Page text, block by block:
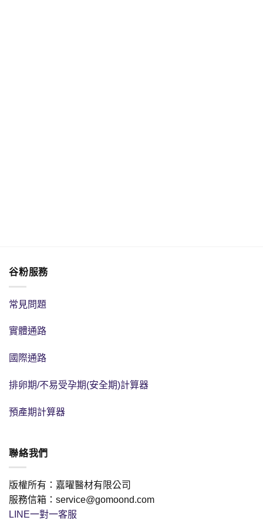
谷粉服務
常見問題
實體通路
國際通路
排卵期/不易受孕期(安全期)計算器
預產期計算器
聯絡我們
版權所有：嘉曜醫材有限公司
服務信箱：service@gomoond.com
LINE一對一客服